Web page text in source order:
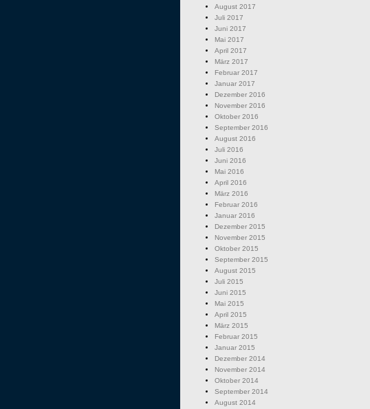
August 2017
Juli 2017
Juni 2017
Mai 2017
April 2017
März 2017
Februar 2017
Januar 2017
Dezember 2016
November 2016
Oktober 2016
September 2016
August 2016
Juli 2016
Juni 2016
Mai 2016
April 2016
März 2016
Februar 2016
Januar 2016
Dezember 2015
November 2015
Oktober 2015
September 2015
August 2015
Juli 2015
Juni 2015
Mai 2015
April 2015
März 2015
Februar 2015
Januar 2015
Dezember 2014
November 2014
Oktober 2014
September 2014
August 2014